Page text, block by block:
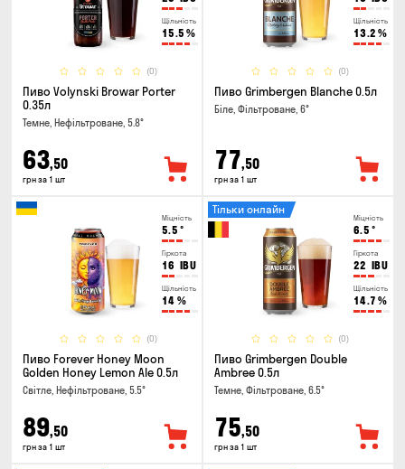
Щільність
15.5 %
(0)
Пиво Volynski Browar Porter
0.35л
Темне, Нефільтроване, 5.8°
63,50
грн за 1 шт
Щільність
13.2 %
(0)
Пиво Grimbergen Blanche 0.5л
Біле, Фільтроване, 6°
77,50
грн за 1 шт
Міцність
5.5 °
Гіркота
16 IBU
Щільність
14 %
(0)
Пиво Forever Honey Moon
Golden Honey Lemon Ale 0.5л
Світле, Нефільтроване, 5.5°
89,50
грн за 1 шт
Міцність
6.5 °
Гіркота
22 IBU
Щільність
14.7 %
(0)
Тільки онлайн
Пиво Grimbergen Double
Ambree 0.5л
Темне, Фільтроване, 6.5°
75,50
грн за 1 шт